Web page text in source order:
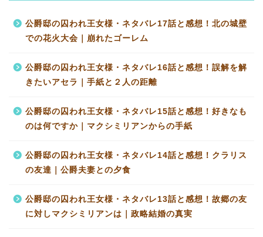
公爵邸の囚われ王女様・ネタバレ17話と感想！北の城壁
での花火大会｜崩れたゴーレム
公爵邸の囚われ王女様・ネタバレ16話と感想！誤解を解
きたいアセラ｜手紙と２人の距離
公爵邸の囚われ王女様・ネタバレ15話と感想！好きなも
のは何ですか｜マクシミリアンからの手紙
公爵邸の囚われ王女様・ネタバレ14話と感想！クラリス
の友達｜公爵夫妻との夕食
公爵邸の囚われ王女様・ネタバレ13話と感想！故郷の友
に対しマクシミリアンは｜政略結婚の真実